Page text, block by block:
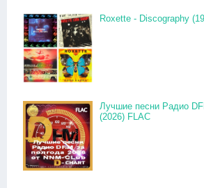
Roxette - Discography
Лучшие песни Радио
(2026) FLAC